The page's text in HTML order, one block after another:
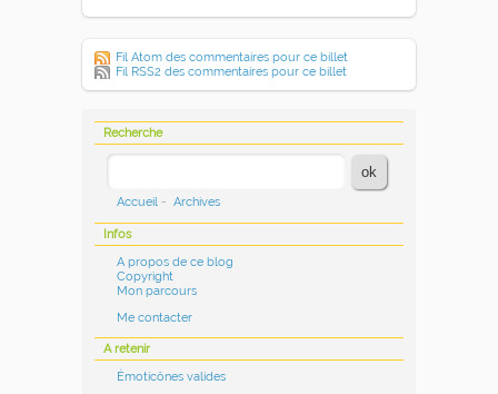
Fil Atom des commentaires pour ce billet
Fil RSS2 des commentaires pour ce billet
Recherche
Accueil - Archives
Infos
A propos de ce blog
Copyright
Mon parcours
Me contacter
A retenir
Émoticônes valides